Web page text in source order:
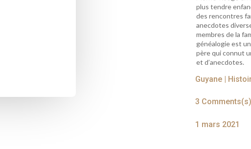
plus tendre
des rencontres
anecdotes
membres de la
généalogie est
père qui connut
et d’anecdotes.
Guyane
3 Comments(s)
1 mars 2021